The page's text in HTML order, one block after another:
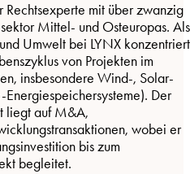
Rechtsexperte mit über zwanzig
Mittel- und Osteuropas. Als
Umwelt bei LYNX konzentriert
von Projekten im
insbesondere Wind-, Solar-
Der
liegt auf M&A,
wobei er
bis zum
begleitet.